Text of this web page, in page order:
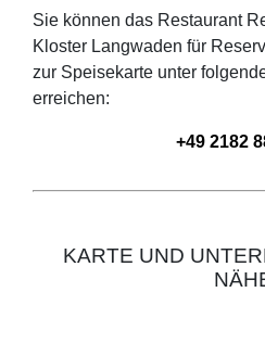
Sie können das Restaurant
Kloster Langwaden für
zur Speisekarte unter
erreichen:
+49 2182
KARTE UND